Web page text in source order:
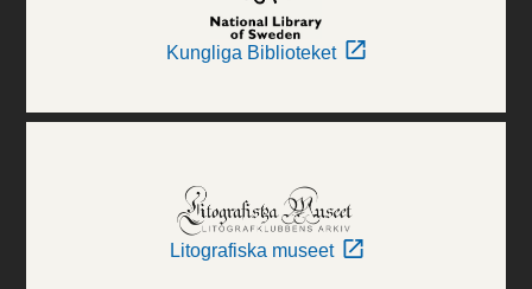
Kungliga Biblioteket
Litografiska museet